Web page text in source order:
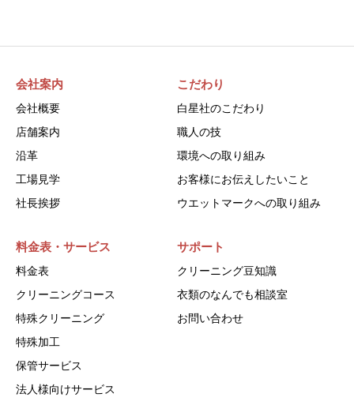
会社案内
会社概要
店舗案内
沿革
工場見学
社長挨拶
こだわり
白星社のこだわり
職人の技
環境への取り組み
お客様にお伝えしたいこと
ウエットマークへの取り組み
料金表・サービス
料金表
クリーニングコース
特殊クリーニング
特殊加工
保管サービス
法人様向けサービス
サポート
クリーニング豆知識
衣類のなんでも相談室
お問い合わせ